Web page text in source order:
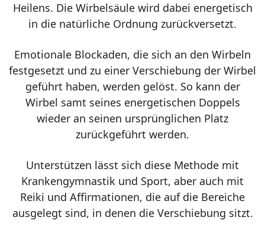
Heilens. Die Wirbelsäule wird dabei energetisch
in die natürliche Ordnung zurückversetzt.
Emotionale Blockaden, die sich an den Wirbeln
festgesetzt und zu einer Verschiebung der Wirbel
geführt haben, werden gelöst. So kann der
Wirbel samt seines energetischen Doppels
wieder an seinen ursprünglichen Platz
zurückgeführt werden.
Unterstützen lässt sich diese Methode mit
Krankengymnastik und Sport, aber auch mit
Reiki und Affirmationen, die auf die Bereiche
ausgelegt sind, in denen die Verschiebung sitzt.